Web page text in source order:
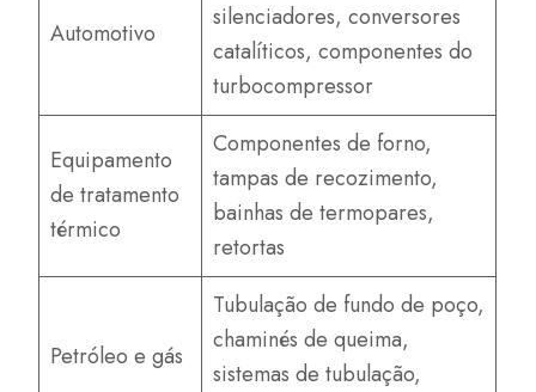
Automotivo
silenciadores, conversores
catalíticos, componentes do
turbocompressor
Equipamento
de tratamento
térmico
Componentes de forno,
tampas de recozimento,
bainhas de termopares,
retortas
Petróleo e gás
Tubulação de fundo de poço,
chaminés de queima,
sistemas de tubulação,